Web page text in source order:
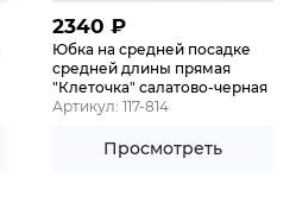
2340 ₽
Юбка на средней посадке
средней длины прямая
"Клеточка" салатово-черная
Артикул: 117-814
Просмотреть